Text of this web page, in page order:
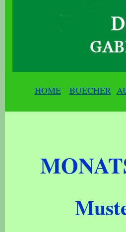
HOME BUECHER